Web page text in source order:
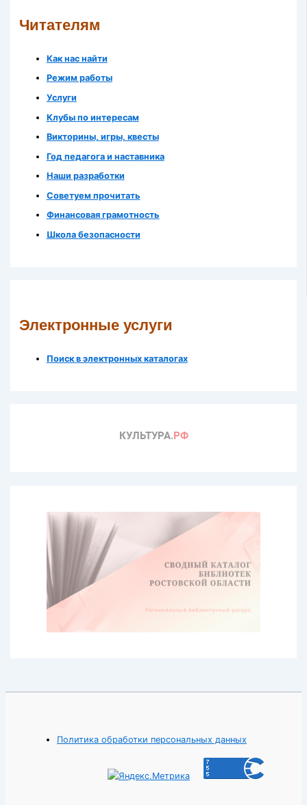
Читателям
Как нас найти
Режим работы
Услуги
Клубы по интересам
Викторины, игры, квесты
Год педагога и наставника
Наши разработки
Советуем прочитать
Финансовая грамотность
Школа безопасности
Электронные услуги
Поиск в электронных каталогах
Политика обработки персональных данных